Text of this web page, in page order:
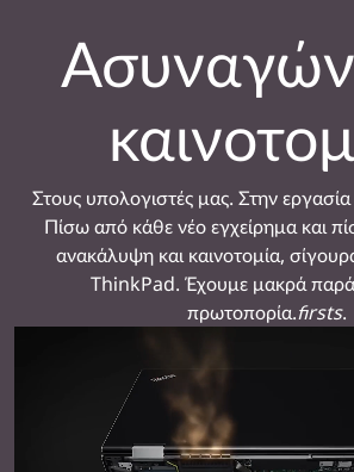
Στους υπολογιστές μας. Στην
Πίσω από κάθε νέο εγχείρημα και
ανακάλυψη και καινοτομία,
ThinkPad. Έχουμε μακρά
πρωτοπορία.firsts.